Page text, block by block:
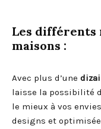
Les différents
maisons :
Avec plus d’une
laisse la possibilité
le mieux à vos
designs et